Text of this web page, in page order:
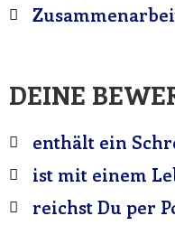
DEINE
enthält ein
ist mit einem
reichst Du per